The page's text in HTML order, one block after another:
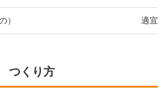
） 適宜
つくり方